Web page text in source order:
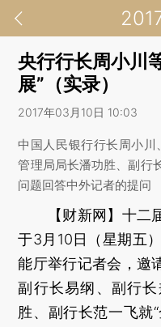
央行行长周小川
展”（实录）
2017年03月10日 10:03
中国人民银行行长周小
管理局局长潘功胜、副行
问题回答中外记者的提问
【财新网】 十二
于3月10日（星期五
能厅举行记者会，邀
副行长易纲、副行
胜、副行长范一飞就